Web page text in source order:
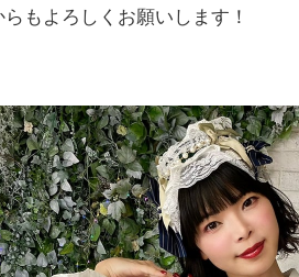
もよろしくお願いします！